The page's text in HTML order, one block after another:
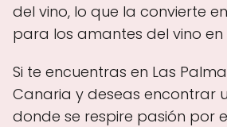
del vino, lo que la convierte
para los amantes del vino en
Si te encuentras en Las
Canaria y deseas encontrar
donde se respire pasión por